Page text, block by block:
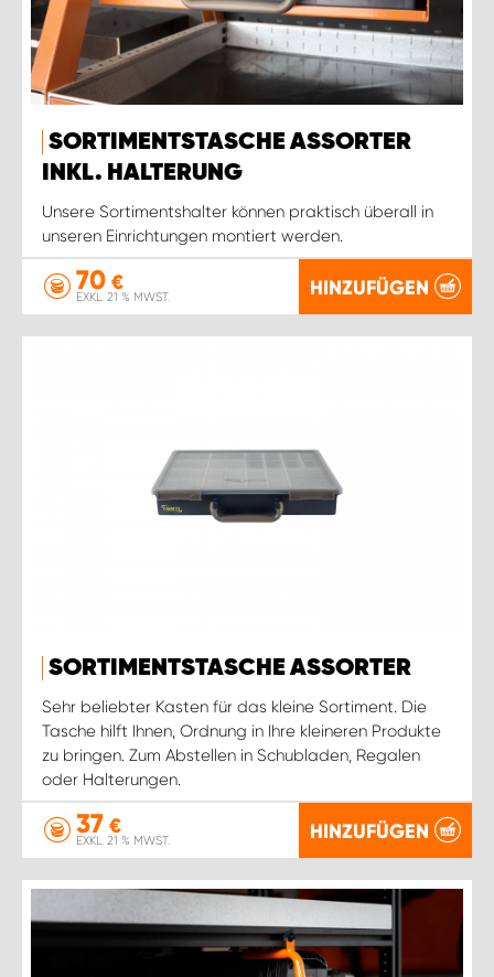
SORTIMENTSTASCHE ASSORTER
INKL. HALTERUNG
Unsere Sortimentshalter können praktisch überall in
unseren Einrichtungen montiert werden.
70 €
EXKL. 21 % MWST. HINZUFÜGEN
SORTIMENTSTASCHE ASSORTER
Sehr beliebter Kasten für das kleine Sortiment. Die
Tasche hilft Ihnen, Ordnung in Ihre kleineren Produkte
zu bringen. Zum Abstellen in Schubladen, Regalen
oder Halterungen.
37 €
EXKL. 21 % MWST. HINZUFÜGEN